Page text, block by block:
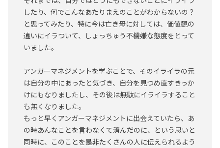
したり、何でこんなあたりまえのことがわからないの？
と思ってみたり、特に今は亡き母に対しては、価値観の
違いにイラついて、しょっちゅう不機嫌な態度をとって
いました。
アンガーマネジメントを学ぶことで、そのイライラの元
は自分の中にあったと気づき、自分を見つめ直すきっか
けにもなりましたし、その後は無駄にイライラすること
も無くなりました。
もっと早くアンガーマネジメントに出会えていたら、あ
の時あんなことを言わなくて済んだのに、という思いと
同時に、このことを是非たくさんの人に伝えられるよう